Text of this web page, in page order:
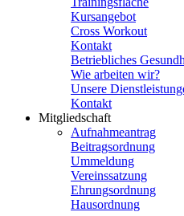
Kursangebot
Cross Workout
Kontakt
Betriebliches
Wie arbeiten wir?
Unsere
Kontakt
Mitgliedschaft
Aufnahmeantrag
Beitragsordnung
Ummeldung
Vereinssatzung
Ehrungsordnung
Hausordnung